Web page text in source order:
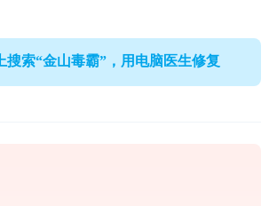
搜索“金山毒霸”，用电脑医生修复